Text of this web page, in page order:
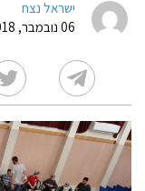
ישראל נצח
06 נובמבר, 2018 09:37